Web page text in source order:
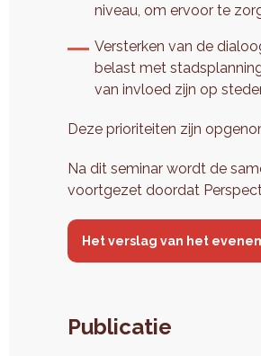
niveau, om ervoor te
Versterken van de
belast met
van invloed zijn op
Deze prioriteiten zijn
Na dit seminar wordt de
voortgezet doordat
Het verslag van het
Publicatie